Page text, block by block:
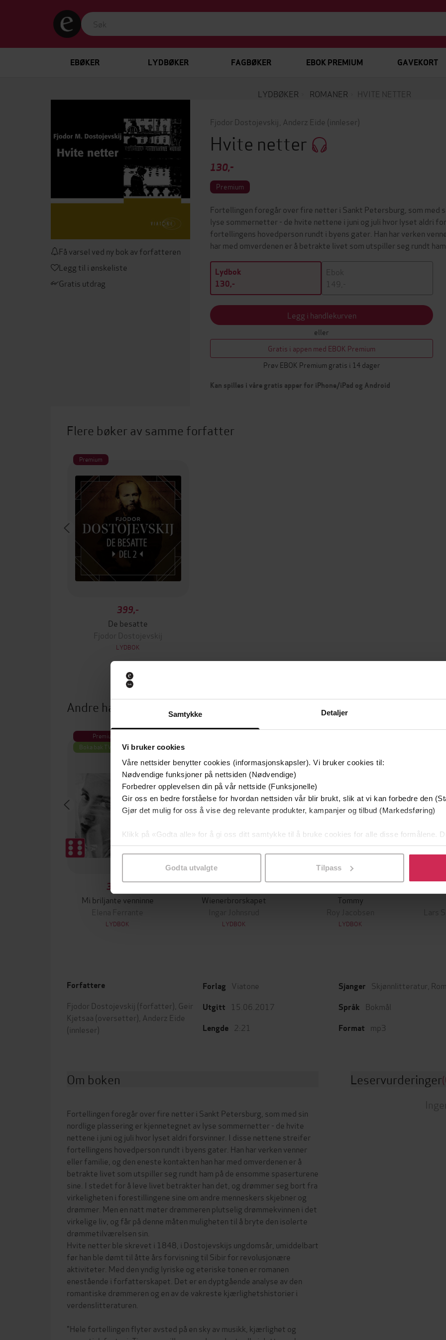
Samtykke Detaljer
Vi bruker cookies
Våre nettsider benytter cookies (informasjonskapsler). Vi bruker cookies til:
Nødvendige funksjoner på nettsiden (Nødvendige)
Forbedrer opplevelsen din på vår nettside (Funksjonelle)
Gir oss en bedre forståelse for hvordan nettsiden vår blir brukt, slik at vi kan forbedre den
Gjør det mulig for oss å vise deg relevante produkter, kampanjer og tilbud (Markedsføring)
Klikk på «Godta alle» for å gi oss ditt samtykke til å bruke cookies for alle disse formålene.
samtykke til spesifikke formål ved å klikke på «Tilpass». Du kan når som helst trekke
Godta utvalgte Tilpass
EBØKER LYDBØKER FAGBØKER EBOK PREMIUM GAVEKORT
LYDBØKER ROMANER HVITE NETTER
Få varsel ved ny bok av forfatteren
Legg til i ønskeliste
Gratis utdrag
Fjodor Dostojevskij Anderz Eide (innleser)
Hvite netter
130,-
Premium
Fortellingen foregår over fire netter i Sankt Petersburg, som med
lyse sommernetter - de hvite nettene i juni og juli hvor lyset aldri
fortellingens hovedperson rundt i byens gater. Han har verken
har med omverdenen er å betrakte livet som utspiller seg rundt ham
Lydbok
130,-
Ebok
149,-
Legg i handlekurven
eller
Gratis i appen med EBOK Premium
Prøv EBOK Premium gratis i 14 dager
Kan spilles i våre gratis apper for iPhone/iPad og Android
Flere bøker av samme forfatter
Premium
399,-
De besatte
Fjodor Dostojevskij
LYDBOK
Andre har også kjøpt
Premium
Boka bak TV-serien
379,-
Mi briljante venninne
Elena Ferrante
LYDBOK
Wienerbrorskapet
Ingar Johnsrud
LYDBOK
Tommy
Roy Jacobsen
LYDBOK
Lars
Forfattere
Fjodor Dostojevskij (forfatter), Geir
Kjetsaa (oversetter), Anderz Eide
(innleser)
Forlag Viatone
Utgitt 15.06.2017
Lengde 2:21
Sjanger Skjønnlitteratur
Språk Bokmål
Format mp3
Om boken
Fortellingen foregår over fire netter i Sankt Petersburg, som med sin
nordlige plassering er kjennetegnet av lyse sommernetter - de hvite
nettene i juni og juli hvor lyset aldri forsvinner. I disse nettene streifer
fortellingens hovedperson rundt i byens gater. Han har verken venner
eller familie, og den eneste kontakten han har med omverdenen er å
betrakte livet som utspiller seg rundt ham på de ensomme spaserturene
sine. I stedet for å leve livet betrakter han det, og drømmer seg bort fra
virkeligheten i forestillingene sine om andre menneskers skjebner og
drømmer. Men en natt møter drømmeren plutselig drømmekvinnen i det
virkelige liv, og får på denne måten muligheten til å bryte den isolerte
drømmetilværelsen sin.
Hvite netter ble skrevet i 1848, i Dostojevskijs ungdomsår, umiddelbart
før han ble dømt til åtte års forvisning til Sibir for revolusjonære
aktiviteter. Med den yndig lyriske og eteriske tonen er romanen
enestående i forfatterskapet. Det er en dyptgående analyse av den
romantiske drømmeren og en av de vakreste kjærlighetshistorier i
verdenslitteraturen.
"Hele fortellingen flyter avsted på en sky av musikk, kjærlighet og
Leservurderinger